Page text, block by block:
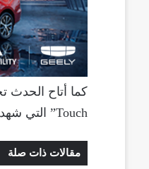
Touch” التي شهدت تفاعلًا كبيرًا من الحاضرين.
مقالات ذات صلة